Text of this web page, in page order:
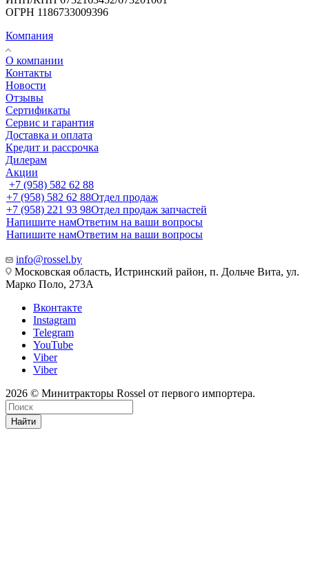
ОГРН 1186733009396
Компания
О компании
Контакты
Новости
Отзывы
Сертификаты
Сервис и гарантия
Доставка и оплата
Кредит и рассрочка
Дилерам
Акции
+7 (958) 582 62 88
+7 (958) 582 62 88Отдел продаж
+7 (958) 221 93 98Отдел продаж запчастей
Напишите намОтветим на ваши вопросы
Напишите намОтветим на ваши вопросы
info@rossel.by
Московская область, Истринский район, п. Дольче Вита, ул.
Марко Поло, 273А
Вконтакте
Instagram
Telegram
YouTube
Viber
Viber
2026 © Минитракторы Rossel от первого импортера.
Найти